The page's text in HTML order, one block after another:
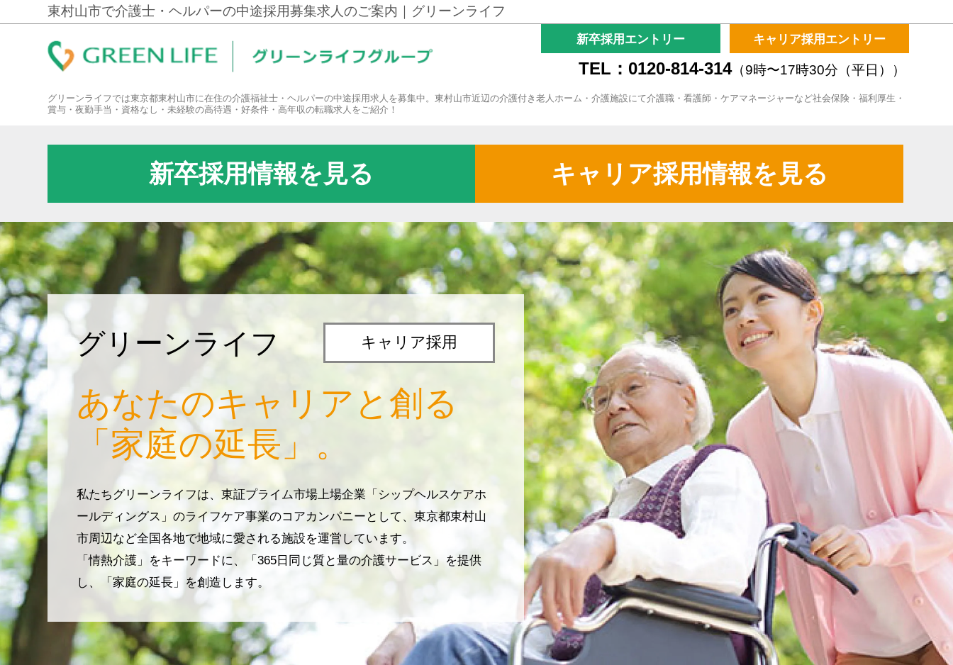
東村山市で介護士・ヘルパーの中途採用募集求人のご案内｜グリーンライフ
新卒採用エントリー キャリア採用エントリー
TEL：0120-814-314（9時〜17時30分（平日））
グリーンライフでは東京都東村山市に在住の介護福祉士・ヘルパーの中途採用求人を募集中。東村山市近辺の介護付き老人ホーム・介護施設にて介護職・看護師・ケアマネージャーなど社会保険・福利厚生・
賞与・夜勤手当・資格なし・未経験の高待遇・好条件・高年収の転職求人をご紹介！
新卒採用情報を見る キャリア採用情報を見る
グリーンライフ キャリア採用
あなたのキャリアと創る
「家庭の延長」。
私たちグリーンライフは、東証プライム市場上場企業「シップヘルスケアホ
ールディングス」のライフケア事業のコアカンパニーとして、東京都東村山
市周辺など全国各地で地域に愛される施設を運営しています。
「情熱介護」をキーワードに、「365日同じ質と量の介護サービス」を提供
し、「家庭の延長」を創造します。